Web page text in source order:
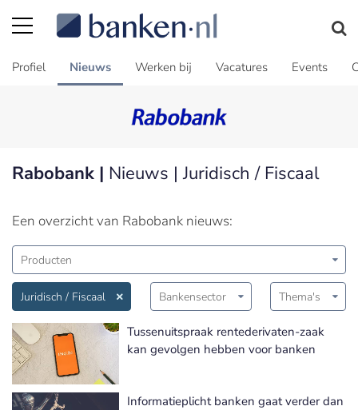
Profiel Nieuws Werken bij Vacatures Events
Rabobank | Nieuws | Juridisch / Fiscaal
Een overzicht van Rabobank nieuws:
Producten
Juridisch / Fiscaal Bankensector Thema's
Tussenuitspraak rentederivaten-zaak
kan gevolgen hebben voor banken
Informatieplicht banken gaat verder dan